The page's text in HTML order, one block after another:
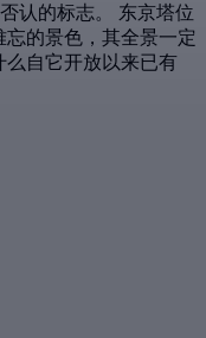
认的标志。 东京塔位
的景色，其全景一定
么自它开放以来已有